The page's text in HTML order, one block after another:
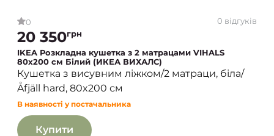
0 0 відгуків
20 350грн
IKEA Розкладна кушетка з 2 матрацами VIHALS
80х200 см Білий (ИКЕА ВИХАЛС)
Кушетка з висувним ліжком/2 матраци, біла/
Åfjäll hard, 80x200 см
В наявності у постачальника
Купити